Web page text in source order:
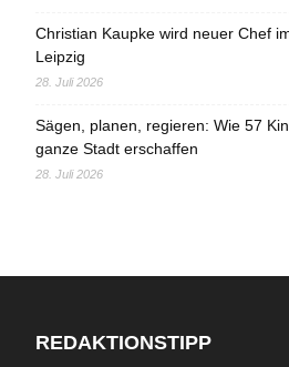
Christian Kaupke wird neuer Chef
Leipzig
28. Juli 2026
Sägen, planen, regieren: Wie 57
ganze Stadt erschaffen
28. Juli 2026
REDAKTIONSTIPP